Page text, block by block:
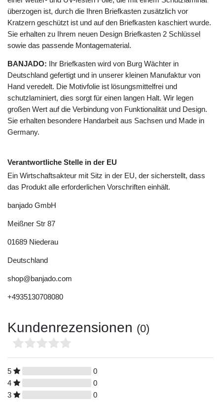
überzogen ist, durch die Ihren Briefkasten zusätzlich vor
Kratzern geschützt ist und auf den Briefkasten kaschiert wurde.
Sie erhalten zu Ihrem neuen Design Briefkasten 2 Schlüssel
sowie das passende Montagematerial.
BANJADO: Ihr Briefkasten wird von Burg Wächter in
Deutschland gefertigt und in unserer kleinen Manufaktur von
Hand veredelt. Die Motivfolie ist lösungsmittelfrei und
schutzlaminiert, dies sorgt für einen langen Halt. Wir legen
großen Wert auf die Verbindung von Funktionalität und Design.
Sie erhalten besondere Handarbeit aus Sachsen und Made in
Germany.
Verantwortliche Stelle in der EU
Ein Wirtschaftsakteur mit Sitz in der EU, der sicherstellt, dass
das Produkt alle erforderlichen Vorschriften einhält.
banjado GmbH
Meißner Str 87
01689 Niederau
Deutschland
shop@banjado.com
+4935130708080
Kundenrezensionen (0)
5
0
4
0
3
0